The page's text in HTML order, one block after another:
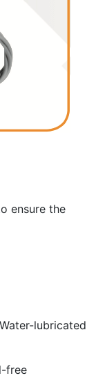
ensure the
lubricated
free